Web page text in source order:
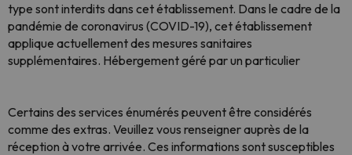
type sont interdits dans cet établissement. Dans le cadre de la
pandémie de coronavirus (COVID-19), cet établissement
applique actuellement des mesures sanitaires
supplémentaires. Hébergement géré par un particulier
Certains des services énumérés peuvent être considérés
comme des extras. Veuillez vous renseigner auprès de la
réception à votre arrivée. Ces informations sont susceptibles